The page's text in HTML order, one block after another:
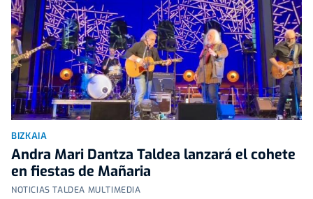
BIZKAIA
Andra Mari Dantza Taldea lanzará el cohete
en fiestas de Mañaria
NOTICIAS TALDEA MULTIMEDIA